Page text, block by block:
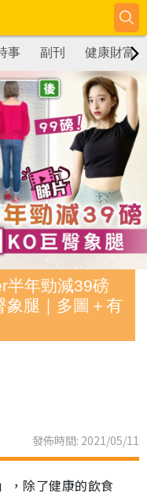
事 副刊 健康財富
半年勁減39磅
象腿｜多圖＋有
發佈時間: 2021/05/11
，除了健康的飲食